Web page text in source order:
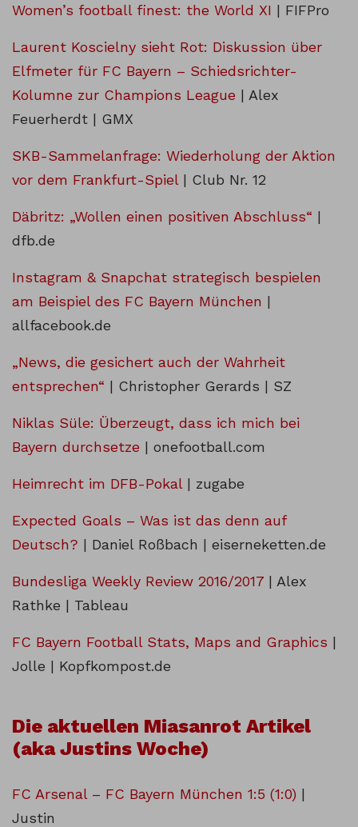
Women’s football finest: the World XI | FIFPro
Laurent Koscielny sieht Rot: Diskussion über
Elfmeter für FC Bayern – Schiedsrichter-
Kolumne zur Champions League | Alex
Feuerherdt | GMX
SKB-Sammelanfrage: Wiederholung der Aktion
vor dem Frankfurt-Spiel| Club Nr. 12
Däbritz: „Wollen einen positiven Abschluss“ |
dfb.de
Instagram & Snapchat strategisch bespielen
am Beispiel des FC Bayern München |
allfacebook.de
„News, die gesichert auch der Wahrheit
entsprechen“ | Christopher Gerards | SZ
Niklas Süle: Überzeugt, dass ich mich bei
Bayern durchsetze | onefootball.com
Heimrecht im DFB-Pokal| zugabe
Expected Goals – Was ist das denn auf
Deutsch? | Daniel Roßbach | eiserneketten.de
Bundesliga Weekly Review 2016/2017 | Alex
Rathke | Tableau
FC Bayern Football Stats, Maps and Graphics |
Jolle | Kopfkompost.de
Die aktuellen Miasanrot Artikel
(aka Justins Woche)
FC Arsenal – FC Bayern München 1:5 (1:0) |
Justin